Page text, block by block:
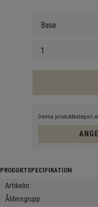
Denna produktkategori
Artikelnr
Åldersgrupp